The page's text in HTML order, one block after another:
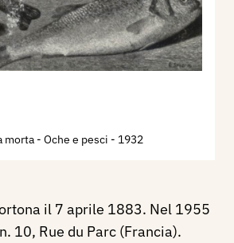
morta - Oche e pesci - 1932
il 7 aprile 1883. Nel 1955
10, Rue du Parc (Francia).